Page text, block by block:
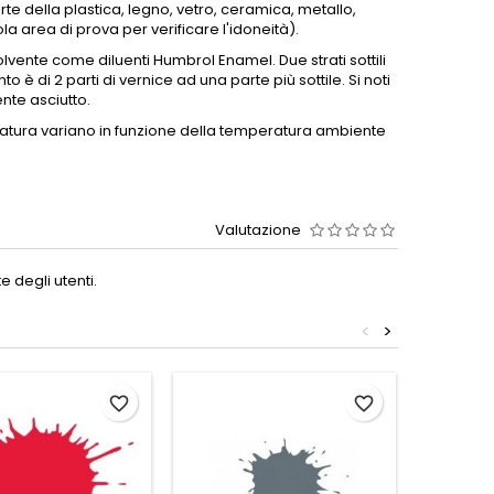
della plastica, legno, vetro, ceramica, metallo,
area di prova per verificare l'idoneità).
come diluenti Humbrol Enamel. Due strati sottili
è di 2 parti di vernice ad una parte più sottile. Si noti
asciutto.
variano in funzione della temperatura ambiente
Valutazione
degli utenti.
>
<
favorite_border favorite_border